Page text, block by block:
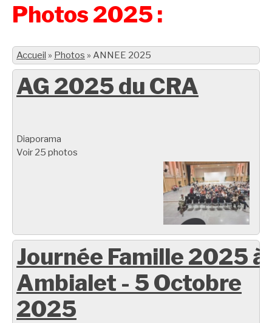
Photos 2025 :
Accueil » Photos » ANNEE 2025
AG 2025 du CRA
Diaporama
Voir 25 photos
Journée Famille 2025 à
Ambialet - 5 Octobre
2025